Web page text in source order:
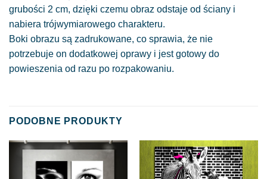
grubości 2 cm, dzięki czemu obraz odstaje od ściany i
nabiera trójwymiarowego charakteru.
Boki obrazu są zadrukowane, co sprawia, że nie
potrzebuje on dodatkowej oprawy i jest gotowy do
powieszenia od razu po rozpakowaniu.
PODOBNE PRODUKTY